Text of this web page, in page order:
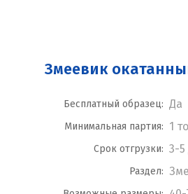
Змеевик
Бесплатный образец: Да
Минимальная партия: 1
Срок отгрузки: 3-5
Раздел: